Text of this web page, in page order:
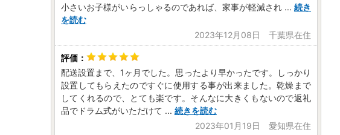
小さいお子様がいらっしゃるのであれば、家事が軽減され ... 続き
を読む
2023年12月08日 千葉県在住
配送設置まで、1ヶ月でした。思ったより早かったです。しっかり
設置してもらえたのですぐに使用する事が出来ました。乾燥まで
してくれるので、とても楽です。そんなに大きくもないので返礼
品でドラム式がいただけて ... 続きを読む
2023年01月19日 愛知県在住